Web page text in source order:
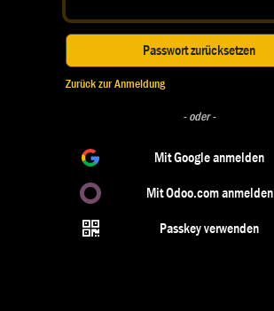
Passwort zurücksetzen
Zurück zur Anmeldung
- oder -
Mit Google anmelden
Mit Odoo.com anmelden
Passkey verwenden